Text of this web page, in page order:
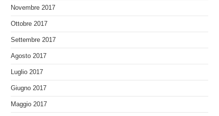
Novembre 2017
Ottobre 2017
Settembre 2017
Agosto 2017
Luglio 2017
Giugno 2017
Maggio 2017